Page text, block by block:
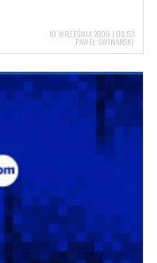
10 WRZEŚNIA 2009 | 09:53
PAWEŁ ŚWINARSKI